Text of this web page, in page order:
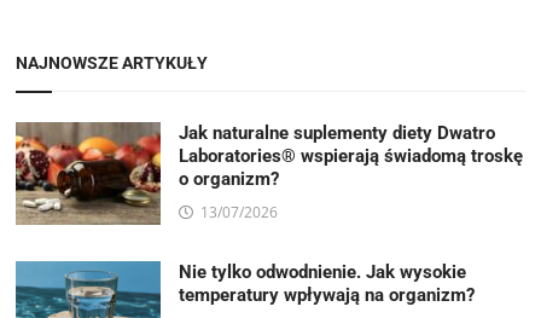
NAJNOWSZE ARTYKUŁY
Jak naturalne suplementy diety Dwatro
Laboratories® wspierają świadomą troskę
o organizm?
13/07/2026
Nie tylko odwodnienie. Jak wysokie
temperatury wpływają na organizm?